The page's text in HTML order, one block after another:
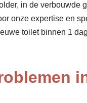
in de verbouwde
onze expertise en
toilet binnen 1